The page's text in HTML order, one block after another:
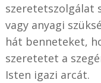
szeretetszolgálat
vagy anyagi
hát benneteket,
szeretetet a
Isten igazi arcát.